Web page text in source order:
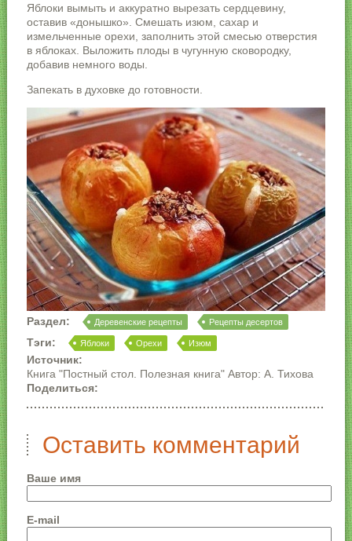
Яблоки вымыть и аккуратно вырезать сердцевину,
оставив «донышко». Смешать изюм, сахар и
измельченные орехи, заполнить этой смесью отверстия
в яблоках. Выложить плоды в чугунную сковородку,
добавив немного воды.
Запекать в духовке до готовности.
Раздел: Деревенские рецепты Рецепты десертов
Тэги: Яблоки Орехи Изюм
Источник:
Книга "Постный стол. Полезная книга" Автор: А. Тихова
Поделиться:
Оставить комментарий
Ваше имя
E-mail